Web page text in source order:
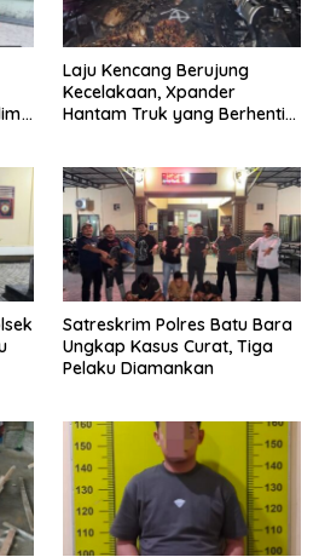
Laju Kencang Berujung
Kecelakaan, Xpander
Hantam Truk yang Berhenti
Satreskrim Polres Batu Bara
Ungkap Kasus Curat, Tiga
Pelaku Diamankan